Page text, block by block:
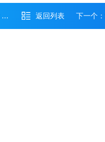
返回列表 下一个：